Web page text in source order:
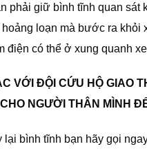
phải giữ bình tĩnh quan sát
hoảng loạn mà bước ra khỏi
điện có thể ở xung quanh
VỚI ĐỘI CỨU HỘ GIAO
NGƯỜI THÂN MÌNH
lại bình tĩnh bạn hãy gọi